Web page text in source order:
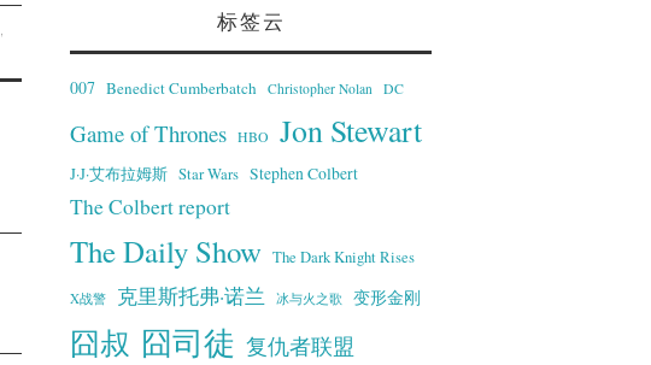
,
标签云
007 Benedict Cumberbatch Christopher Nolan DC
Game of Thrones HBO Jon Stewart
J·J·艾布拉姆斯 Star Wars Stephen Colbert
The Colbert report
The Daily Show The Dark Knight Rises
X战警 克里斯托弗·诺兰 冰与火之歌 变形金刚
囧叔 囧司徒 复仇者联盟